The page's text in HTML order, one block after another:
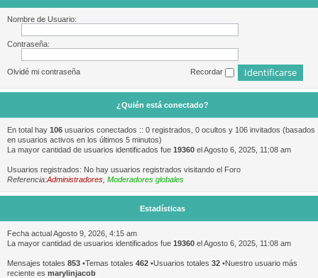
Nombre de Usuario:
Contraseña:
Olvidé mi contraseña Recordar
¿Quién está conectado?
En total hay 106 usuarios conectados :: 0 registrados, 0 ocultos y 106 invitados (basados
en usuarios activos en los últimos 5 minutos)
La mayor cantidad de usuarios identificados fue 19360 el Agosto 6, 2025, 11:08 am
Usuarios registrados: No hay usuarios registrados visitando el Foro
Referencia:Administradores Moderadores globales
Estadísticas
Fecha actual Agosto 9, 2026, 4:15 am
La mayor cantidad de usuarios identificados fue 19360 el Agosto 6, 2025, 11:08 am
Mensajes totales 853 •Temas totales 462 •Usuarios totales 32 •Nuestro usuario más
reciente es marylinjacob